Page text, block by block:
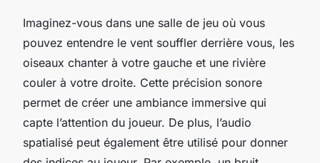
Imaginez-vous dans une salle de jeu où vous
pouvez entendre le vent souffler derrière vous, les
oiseaux chanter à votre gauche et une rivière
couler à votre droite. Cette précision sonore
permet de créer une ambiance immersive qui
capte l’attention du joueur. De plus, l’audio
spatialisé peut également être utilisé pour donner